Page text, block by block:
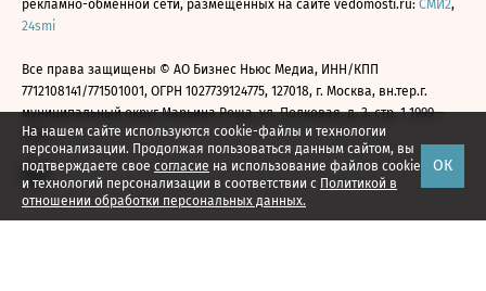
На нашем сайте используются cookie-файлы и технологии
персонализации. Продолжая пользоваться данным сайтом, вы
подтверждаете свое согласие на использование файлов cookie
и технологий персонализации в соответствии с Политикой в
отношении обработки персональных данных.
ОК
рекламно-обменной сети, размещенных на сайте vedomosti.ru: СМИ2,
24smi
Все права защищены © АО Бизнес Ньюс Медиа, ИНН/КПП
7712108141/771501001, ОГРН 1027739124775, 127018, г. Москва, вн.тер.г.
муниципальный округ Марьина Роща, ул. Полковая, д. 3, стр. 1 1999—
2026